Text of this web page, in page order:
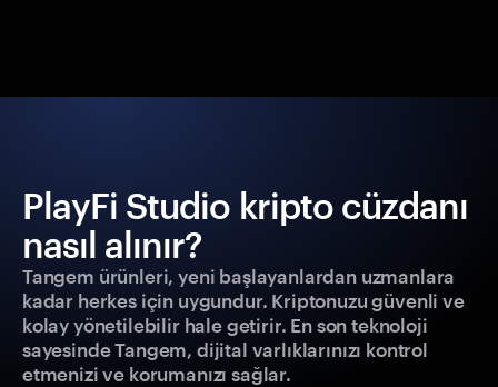
PlayFi Studio kripto cüzdanı
nasıl alınır?
Tangem ürünleri, yeni başlayanlardan uzmanlara
kadar herkes için uygundur. Kriptonuzu güvenli ve
kolay yönetilebilir hale getirir. En son teknoloji
sayesinde Tangem, dijital varlıklarınızı kontrol
etmenizi ve korumanızı sağlar.